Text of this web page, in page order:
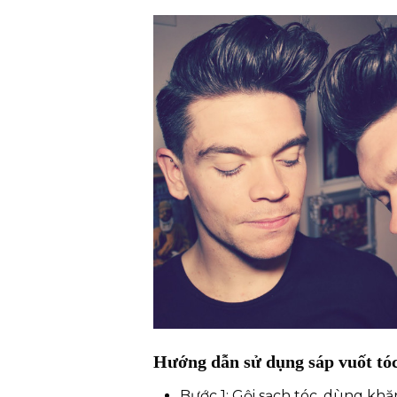
Hướng dẫn sử dụng sáp vuốt